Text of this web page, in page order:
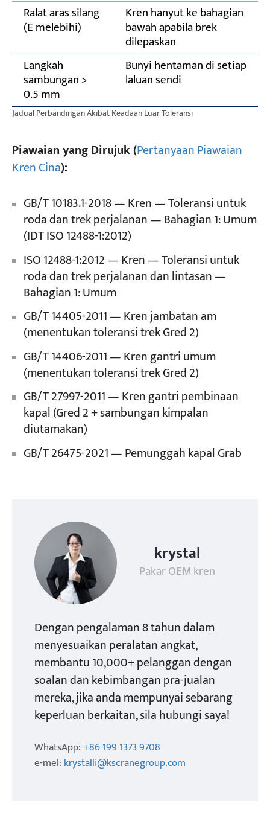
Ralat aras silang
(E melebihi)
Kren hanyut ke bahagian
bawah apabila brek
dilepaskan
Langkah
sambungan >
0.5 mm
Bunyi hentaman di setiap
laluan sendi
Jadual Perbandingan Akibat Keadaan Luar Toleransi
Piawaian yang Dirujuk (Pertanyaan Piawaian
Kren Cina):
GB/T 10183.1-2018 — Kren — Toleransi untuk
roda dan trek perjalanan — Bahagian 1: Umum
(IDT ISO 12488-1:2012)
ISO 12488-1:2012 — Kren — Toleransi untuk
roda dan trek perjalanan dan lintasan —
Bahagian 1: Umum
GB/T 14405-2011 — Kren jambatan am
(menentukan toleransi trek Gred 2)
GB/T 14406-2011 — Kren gantri umum
(menentukan toleransi trek Gred 2)
GB/T 27997-2011 — Kren gantri pembinaan
kapal (Gred 2 + sambungan kimpalan
diutamakan)
GB/T 26475-2021 — Pemunggah kapal Grab
krystal
Pakar OEM kren
Dengan pengalaman 8 tahun dalam
menyesuaikan peralatan angkat,
membantu 10,000+ pelanggan dengan
soalan dan kebimbangan pra-jualan
mereka, jika anda mempunyai sebarang
keperluan berkaitan, sila hubungi saya!
WhatsApp:+86 199 1373 9708
e-mel: krystalli@kscranegroup.com